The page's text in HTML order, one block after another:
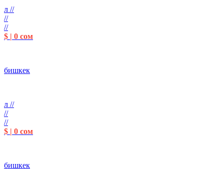
л //
//
//
$ | 0 сом
бишкек
л //
//
//
$ | 0 сом
бишкек